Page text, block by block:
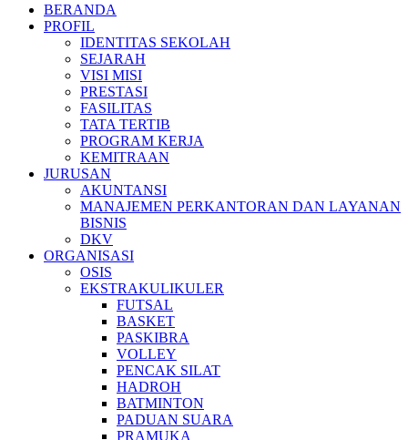
BERANDA
PROFIL
IDENTITAS SEKOLAH
SEJARAH
VISI MISI
PRESTASI
FASILITAS
TATA TERTIB
PROGRAM KERJA
KEMITRAAN
JURUSAN
AKUNTANSI
MANAJEMEN PERKANTORAN DAN LAYANAN
BISNIS
DKV
ORGANISASI
OSIS
EKSTRAKULIKULER
FUTSAL
BASKET
PASKIBRA
VOLLEY
PENCAK SILAT
HADROH
BATMINTON
PADUAN SUARA
PRAMUKA